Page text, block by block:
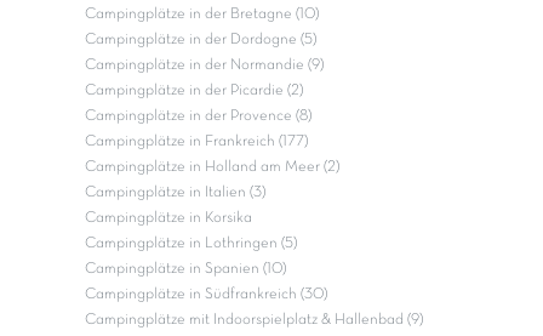
Campingplätze in der Bretagne (10)
Campingplätze in der Dordogne (5)
Campingplätze in der Normandie (9)
Campingplätze in der Picardie (2)
Campingplätze in der Provence (8)
Campingplätze in Frankreich (177)
Campingplätze in Holland am Meer (2)
Campingplätze in Italien (3)
Campingplätze in Korsika
Campingplätze in Lothringen (5)
Campingplätze in Spanien (10)
Campingplätze in Südfrankreich (30)
Campingplätze mit Indoorspielplatz & Hallenbad (9)